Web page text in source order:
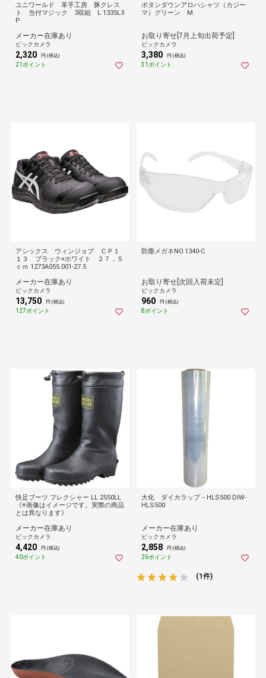
ユニワールド 革手工房 豚クレス
ト 当付マジック 3双組 L 1335L3
P
メーカー在庫あり
ビックカメラ
2,320 円 (税込)
21ポイント
ボタンダウンアロハシャツ（カジー
マ）グリーン M
お取り寄せ[7月上旬出荷予定]
ビックカメラ
3,380 円 (税込)
31ポイント
アシックス ウィンジョブ ＣＰ１
１３ ブラック×ホワイト ２７．５
ｃｍ 1273A055.001-27.5
メーカー在庫あり
ビックカメラ
13,750 円 (税込)
127ポイント
防塵メガネNO.1340-C
お取り寄せ[次回入荷未定]
ビックカメラ
960 円 (税込)
8ポイント
快足ブーツ フレクシャー LL 2550LL
《※画像はイメージです。実際の商品
とは異なります》
メーカー在庫あり
ビックカメラ
4,420 円 (税込)
40ポイント
大化 ダイカラップ－HLS500 DIW-
HLS500
メーカー在庫あり
ビックカメラ
2,858 円 (税込)
26ポイント
(1件)